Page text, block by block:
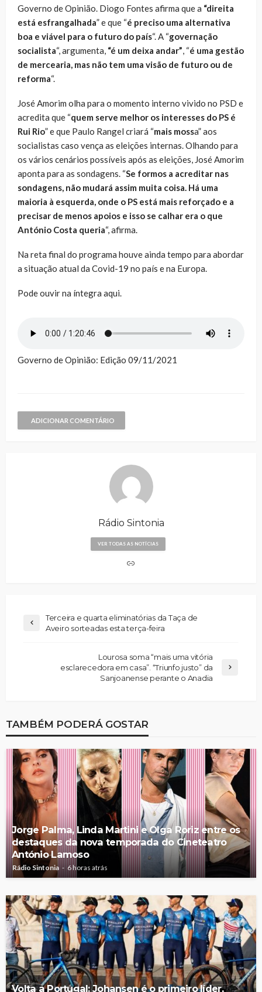
Governo de Opinião. Diogo Fontes afirma que a “direita
está esfrangalhada” e que “é preciso uma alternativa
boa e viável para o futuro do país“. A “governação
socialista“, argumenta, “é um deixa andar”, “é uma gestão
de mercearia, mas não tem uma visão de futuro ou de
reforma“.
José Amorim olha para o momento interno vivido no PSD e
acredita que “quem serve melhor os interesses do PS é
Rui Rio” e que Paulo Rangel criará “mais mossa” aos
socialistas caso vença as eleições internas. Olhando para
os vários cenários possíveis após as eleições, José Amorim
aponta para as sondagens. “Se formos a acreditar nas
sondagens, não mudará assim muita coisa. Há uma
maioria à esquerda, onde o PS está mais reforçado e a
precisar de menos apoios e isso se calhar era o que
António Costa queria“, afirma.
Na reta final do programa houve ainda tempo para abordar
a situação atual da Covid-19 no país e na Europa.
Pode ouvir na íntegra aqui.
Governo de Opinião: Edição 09/11/2021
ADICIONAR COMENTÁRIO
Rádio Sintonia
VER TODAS AS NOTÍCIAS
Terceira e quarta eliminatórias da Taça de
Aveiro sorteadas esta terça-feira
Lourosa soma “mais uma vitória
esclarecedora em casa”. “Triunfo justo” da
Sanjoanense perante o Anadia
TAMBÉM PODERÁ GOSTAR
Jorge Palma, Linda Martini e Olga Roriz entre os
destaques da nova temporada do Cineteatro
António Lamoso
Rádio Sintonia 6 horas atrás
Volta a Portugal: Johansen é o primeiro líder,